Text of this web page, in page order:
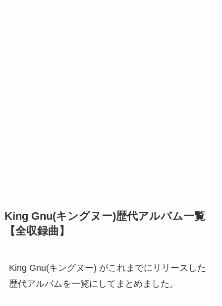
King Gnu(キングヌー)歴代アルバム一覧
【全収録曲】
King Gnu(キングヌー) がこれまでにリリースした
歴代アルバムを一覧にしてまとめました。